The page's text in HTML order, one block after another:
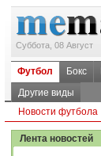
Суббота, 08 Август
Футбол Бокс
Другие виды
Новости футбола
Лента новостей